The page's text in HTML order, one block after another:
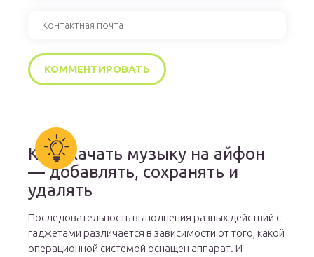
Как скачать музыку на айфон
— добавлять, сохранять и
удалять
Последовательность выполнения разных действий с
гаджетами различается в зависимости от того, какой
операционной системой оснащен аппарат. И